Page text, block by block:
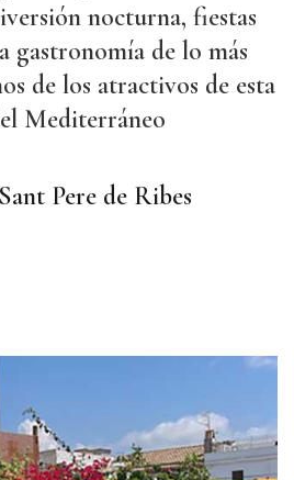
nocturna, fiestas
gastronomía de lo más
de los atractivos de esta
Mediterráneo
Pere de Ribes